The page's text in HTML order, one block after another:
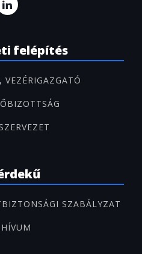
felépítés
VEZÉRIGAZGATÓ
SZABÁLYZAT